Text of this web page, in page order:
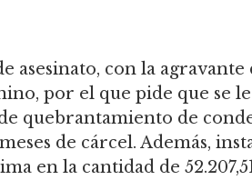
asesinato, con la agravante
por el que pide que se
quebrantamiento de
de cárcel. Además,
en la cantidad de